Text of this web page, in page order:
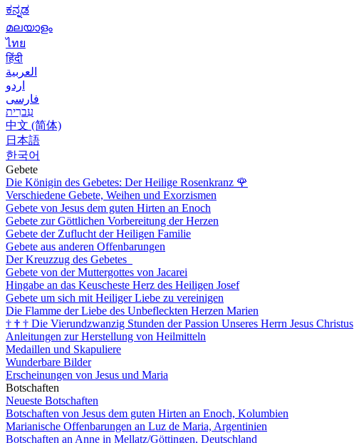
ಕನ್ನಡ
മലയാളം
ไทย
हिंदी
العربية
اردو
فارسی
עִברִית
中文 (简体)
日本語
한국어
Gebete
Die Königin des Gebetes: Der Heilige Rosenkranz 🌹
Verschiedene Gebete, Weihen und Exorzismen
Gebete von Jesus dem guten Hirten an Enoch
Gebete zur Göttlichen Vorbereitung der Herzen
Gebete der Zuflucht der Heiligen Familie
Gebete aus anderen Offenbarungen
Der Kreuzzug des Gebetes
Gebete von der Muttergottes von Jacarei
Hingabe an das Keuscheste Herz des Heiligen Josef
Gebete um sich mit Heiliger Liebe zu vereinigen
Die Flamme der Liebe des Unbefleckten Herzen Marien
† † † Die Vierundzwanzig Stunden der Passion Unseres Herrn Jesus Christus
Anleitungen zur Herstellung von Heilmitteln
Medaillen und Skapuliere
Wunderbare Bilder
Erscheinungen von Jesus und Maria
Botschaften
Neueste Botschaften
Botschaften von Jesus dem guten Hirten an Enoch, Kolumbien
Marianische Offenbarungen an Luz de Maria, Argentinien
Botschaften an Anne in Mellatz/Göttingen, Deutschland